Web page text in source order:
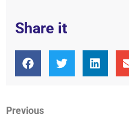
Share it
Previous